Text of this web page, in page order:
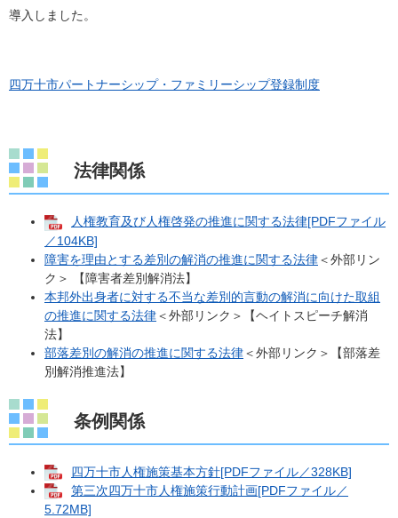
導入しました。
四万十市パートナーシップ・ファミリーシップ登録制度
法律関係
人権教育及び人権啓発の推進に関する法律[PDFファイル
／104KB]
障害を理由とする差別の解消の推進に関する法律＜外部リン
ク＞
【障害者差別解消法】
本邦外出身者に対する不当な差別的言動の解消に向けた取組
の推進に関する法律＜外部リンク＞
【ヘイトスピーチ解消
法】
部落差別の解消の推進に関する法律＜外部リンク＞
【部落差
別解消推進法】
条例関係
四万十市人権施策基本方針[PDFファイル／328KB]
第三次四万十市人権施策行動計画[PDFファイル／
5.72MB]